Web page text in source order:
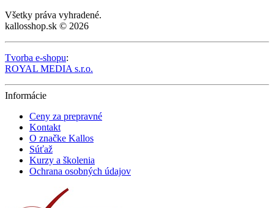
Všetky práva vyhradené.
kallosshop.sk © 2026
Tvorba e-shopu:
ROYAL MEDIA s.r.o.
Informácie
Ceny za prepravné
Kontakt
O značke Kallos
Súťaž
Kurzy a školenia
Ochrana osobných údajov